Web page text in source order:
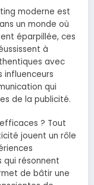
moderne est
un monde où
éparpillée, ces
à
avec
influenceurs
qui
de la publicité.
? Tout
jouent un rôle
qui résonnent
de bâtir une